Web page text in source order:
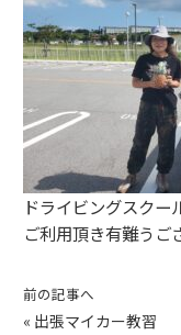
ドライビングスクー
ご利用頂き有難うご
前の記事へ
« 出張マイカー教習